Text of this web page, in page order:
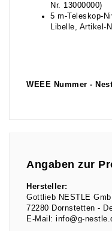
Nr. 13000000)
5 m-Teleskop-
Libelle, Artikel-
WEEE Nummer -
Angaben zur
Hersteller:
Gottlieb NESTLE
72280 Dornstetten
E-Mail: info@g-